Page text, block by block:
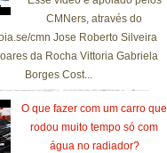
CMNers, através do
cmn Jose Roberto Silveira
da Rocha Vittoria Gabriela
Borges Cost...
O que fazer com um carro que
rodou muito tempo só com
água no radiador?